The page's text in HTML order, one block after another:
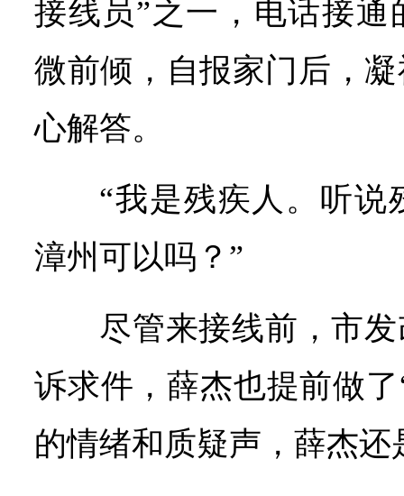
接线员”之一，电话接
微前倾，自报家门后，
心解答。
“我是残疾人。听说
漳州可以吗？”
尽管来接线前，市
诉求件，薛杰也提前做
的情绪和质疑声，薛杰还